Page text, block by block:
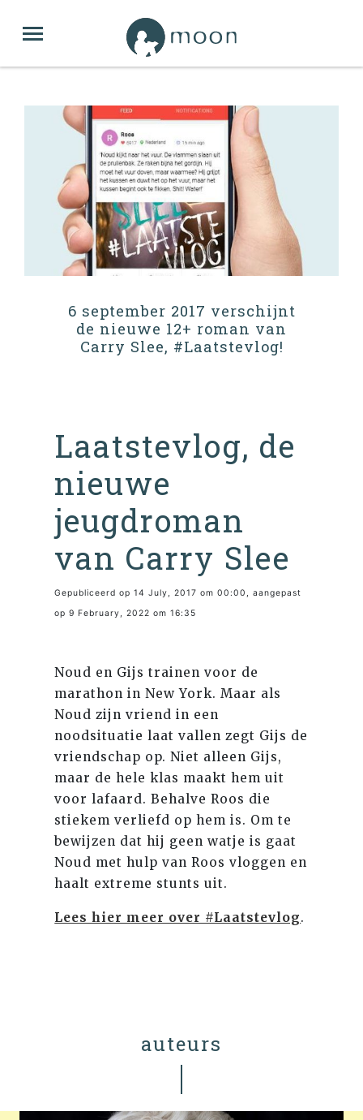
6 september 2017 verschijnt
de nieuwe 12+ roman van
Carry Slee, #Laatstevlog!
Laatstevlog, de
nieuwe
jeugdroman
van Carry Slee
Gepubliceerd op 14 July, 2017 om 00:00, aangepast
op 9 February, 2022 om 16:35
Noud en Gijs trainen voor de
marathon in New York. Maar als
Noud zijn vriend in een
noodsituatie laat vallen zegt Gijs de
vriendschap op. Niet alleen Gijs,
maar de hele klas maakt hem uit
voor lafaard. Behalve Roos die
stiekem verliefd op hem is. Om te
bewijzen dat hij geen watje is gaat
Noud met hulp van Roos vloggen en
haalt extreme stunts uit.
Lees hier meer over #Laatstevlog.
auteurs